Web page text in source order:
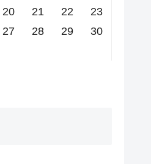
20 21 22
23
27 28 29
30